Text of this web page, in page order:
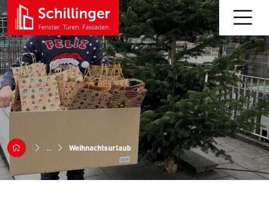
... Weihnachtsurlaub